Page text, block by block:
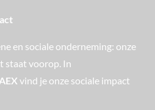
en sociale onderneming: onze
staat voorop. In
vind je onze sociale impact